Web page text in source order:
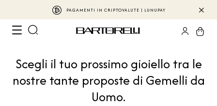
PAGAMENTI IN CRIPTOVALUTE | LUNUPAY
Scegli il tuo prossimo gioiello tra le
nostre tante proposte di Gemelli da
Uomo.